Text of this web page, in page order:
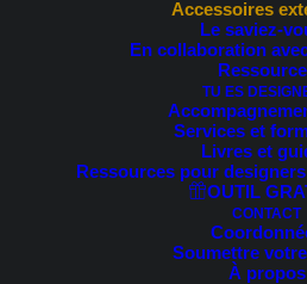
Accessoires
Le saviez-
En collaboration
TU ES
Services et
Livres et
Ressources pour
OUTIL
CONTACT
Soumettre
À propos